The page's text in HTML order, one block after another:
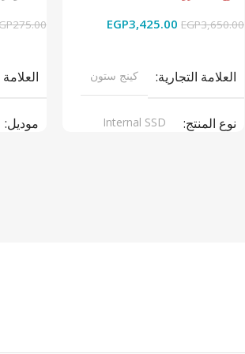
EGP3,650.00
EGP3,425.00
العلامة التجارية كينج ستون
نوع المنتج Internal SSD
275.00
موديل